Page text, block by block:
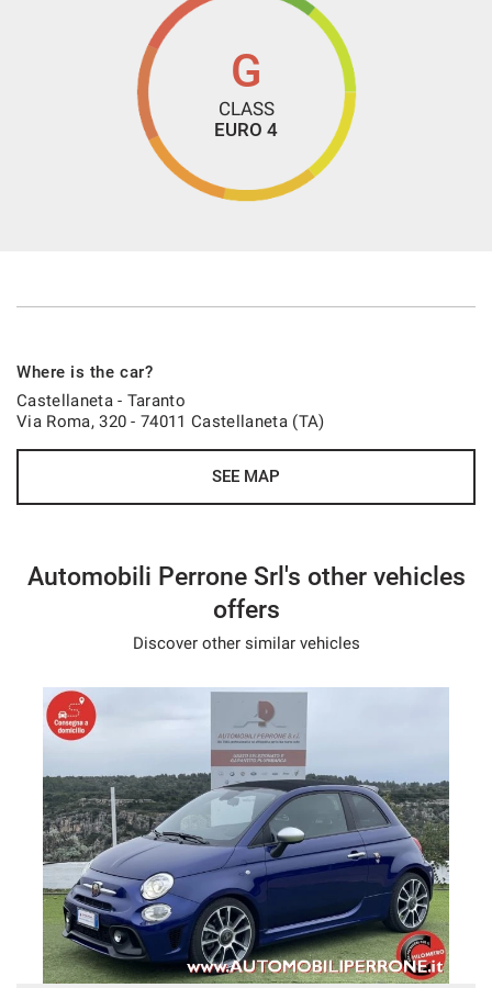
DAL 1985 PROFESSIONALITA' ED AFFIDABILITA' PER LA
TUA NUOVA AUTO!!
Non esitate dunque a contattarci!! Siamo sempre a vostra
disposizione per fornirvi ulteriori informazioni e chiarimenti,
e per garantirvi la sicurezza di fare un ottimo acquisto.
- Nous parlons français
G
CLASS
EURO 4
Where is the car?
Castellaneta - Taranto
Via Roma, 320 - 74011 Castellaneta (TA)
SEE MAP
Automobili Perrone Srl's other vehicles
offers
Discover other similar vehicles